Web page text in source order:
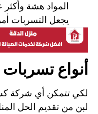
المواد هشة
يجعل التسربات
أنواع تسربات
لكي تتمكن أي شركة
لبن من تقديم الحل